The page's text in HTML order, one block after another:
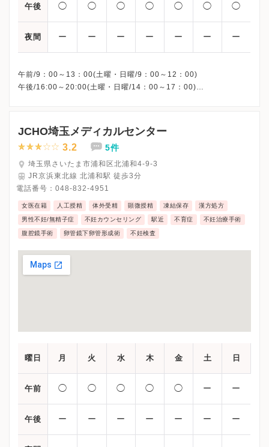
午後 ◯ ◯ ◯ ◯ ◯ ◯ ◯
夜間 ー ー ー ー ー ー ー
午前/9：00～13：00(土曜・日曜/9：00～12：00)
午後/16:00～20:00(土曜・日曜/14：00～17：00)
JCHO埼玉メディカルセンター
3.2 5件
埼玉県さいたま市浦和区北浦和4-9-3
JR京浜東北線 北浦和駅 徒歩3分
電話番号： 048-832-4951
女医在籍 人工授精 体外受精 顕微授精 凍結保存 漢方処方
男性不妊/無精子症 不妊カウンセリング 駅近 不育症 不妊治療手術
腹腔鏡手術 卵管鏡下卵管形成術 不妊検査
曜日 月 火 水 木 金 土 日
午前 ◯ ◯ ◯ ◯ ◯ ー ー
午後 ー ー ー ー ー ー ー